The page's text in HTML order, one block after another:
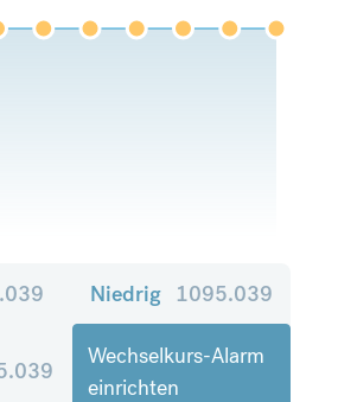
Niedrig 1095.039
Wechselkurs-Alarm
einrichten